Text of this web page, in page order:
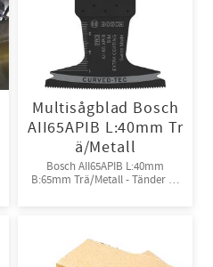
Multisågblad Bosch
AII65APIB L:40mm Tr
ä/Metall
Bosch AII65APIB L:40mm
B:65mm Trä/Metall - Tänder av